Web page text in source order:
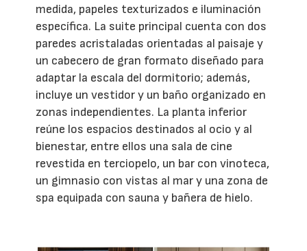
medida, papeles texturizados e iluminación
específica. La suite principal cuenta con dos
paredes acristaladas orientadas al paisaje y
un cabecero de gran formato diseñado para
adaptar la escala del dormitorio; además,
incluye un vestidor y un baño organizado en
zonas independientes. La planta inferior
reúne los espacios destinados al ocio y al
bienestar, entre ellos una sala de cine
revestida en terciopelo, un bar con vinoteca,
un gimnasio con vistas al mar y una zona de
spa equipada con sauna y bañera de hielo.